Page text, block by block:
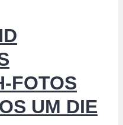
FOTOS
UM DIE